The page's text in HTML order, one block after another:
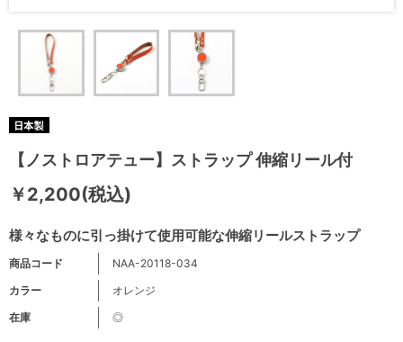
【ノストロアテュー】ストラップ 伸縮リール付
様々なものに引っ掛けて使用可能な伸縮リールストラップ
￥2,200(税込)
商品コード
NAA-20118-034
カラー
オレンジ
在庫
◎